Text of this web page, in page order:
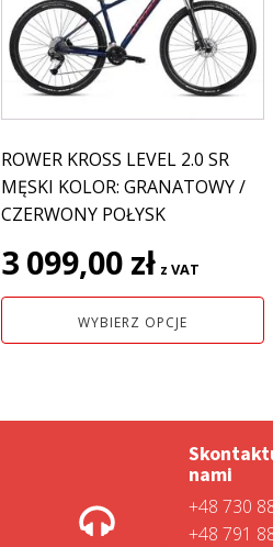
ROWER KROSS LEVEL 2.0 SR
MĘSKI KOLOR: GRANATOWY /
CZERWONY POŁYSK
3 099,00 zł z VAT
WYBIERZ OPCJE
wiele
wariantów.
Opcje
można
wybrać
na
stronie
produktu
nami
+48 730
+48 791